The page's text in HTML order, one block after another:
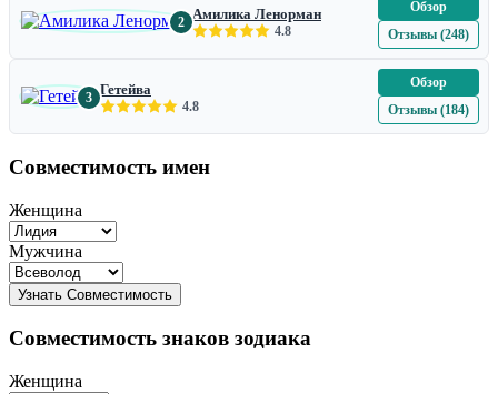
2 Амилика Ленорман
4.8
Обзор
Отзывы (248)
3 Гетейва
4.8
Обзор
Отзывы (184)
Совместимость имен
Женщина
Мужчина
Совместимость знаков зодиака
Женщина